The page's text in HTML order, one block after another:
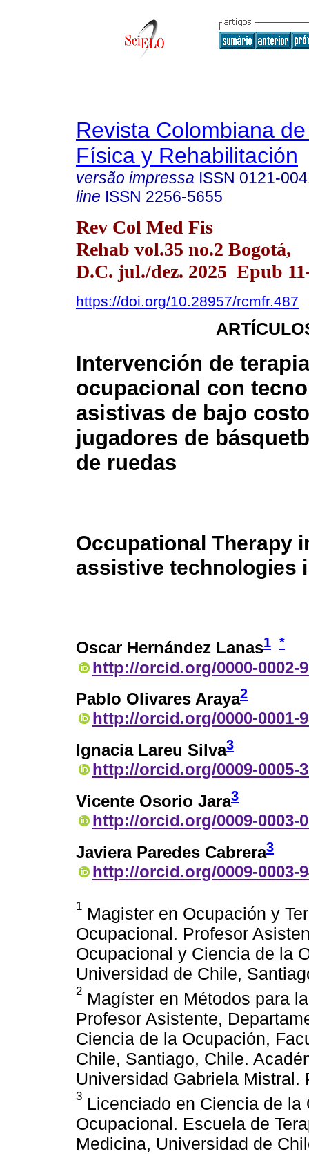
Revista Colombiana
Física y Rehabilitación
versão impressa ISSN 0121-
line ISSN 2256-5655
Rev Col Med Fis
Rehab vol.35 no.2 Bogotá,
D.C. jul./dez. 2025 Epub
https://doi.org/10.28957/rcmfr.487
Intervención de terapia
ocupacional con
asistivas de bajo
jugadores de
de ruedas
Occupational Therapy
assistive technologies
Oscar Hernández Lanas1 *
http://orcid.org/0000-0002-
Pablo Olivares Araya2
http://orcid.org/0000-0001-
Ignacia Lareu Silva3
http://orcid.org/0009-0005-
Vicente Osorio Jara3
http://orcid.org/0009-0003-
Javiera Paredes Cabrera3
http://orcid.org/0009-0003-
1 Magister en Ocupación y
Ocupacional. Profesor
Ocupacional y Ciencia de la
Universidad de Chile,
2 Magíster en Métodos para
Profesor Asistente,
Ciencia de la Ocupación,
Chile, Santiago, Chile.
Universidad Gabriela Mistral.
3 Licenciado en Ciencia de la
Ocupacional. Escuela de
Medicina, Universidad de